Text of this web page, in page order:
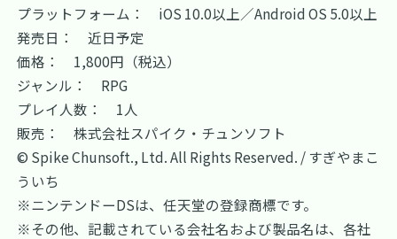
プラットフォーム： iOS 10.0以上／Android OS 5.0以上
発売日： 近日予定
価格： 1,800円（税込）
ジャンル： RPG
プレイ人数： 1人
販売： 株式会社スパイク・チュンソフト
© Spike Chunsoft., Ltd. All Rights Reserved. / すぎやまこ
ういち
※ニンテンドーDSは、任天堂の登録商標です。
※その他、記載されている会社名および製品名は、各社